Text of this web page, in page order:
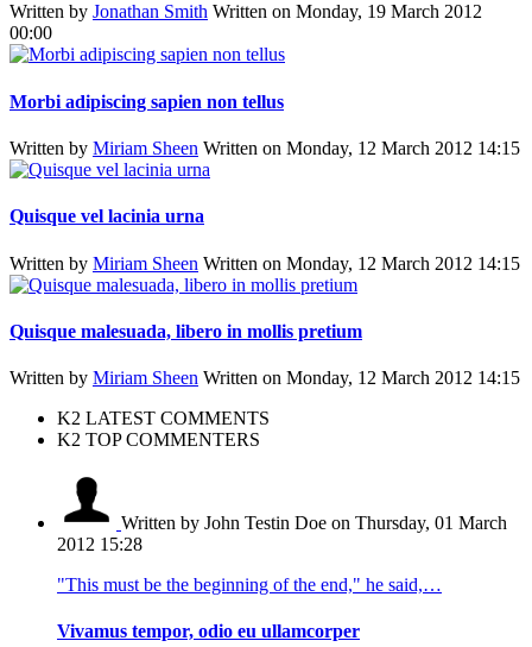
Written by Jonathan Smith Written on Monday, 19 March 2012
00:00
Morbi adipiscing sapien non tellus
Written by Miriam Sheen Written on Monday, 12 March 2012 14:15
Quisque vel lacinia urna
Written by Miriam Sheen Written on Monday, 12 March 2012 14:15
Quisque malesuada, libero in mollis pretium
Written by Miriam Sheen Written on Monday, 12 March 2012 14:15
K2 LATEST COMMENTS
K2 TOP COMMENTERS
Written by John Testin Doe on Thursday, 01 March
2012 15:28
"This must be the beginning of the end," he said,…
Vivamus tempor, odio eu ullamcorper